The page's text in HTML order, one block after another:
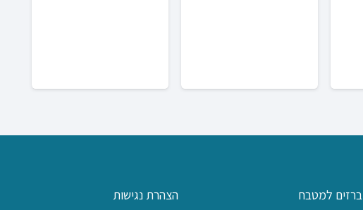
ברזים למטבח
הצהרת נגישות